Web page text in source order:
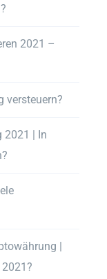
2021 –
versteuern?
2021 | In
|